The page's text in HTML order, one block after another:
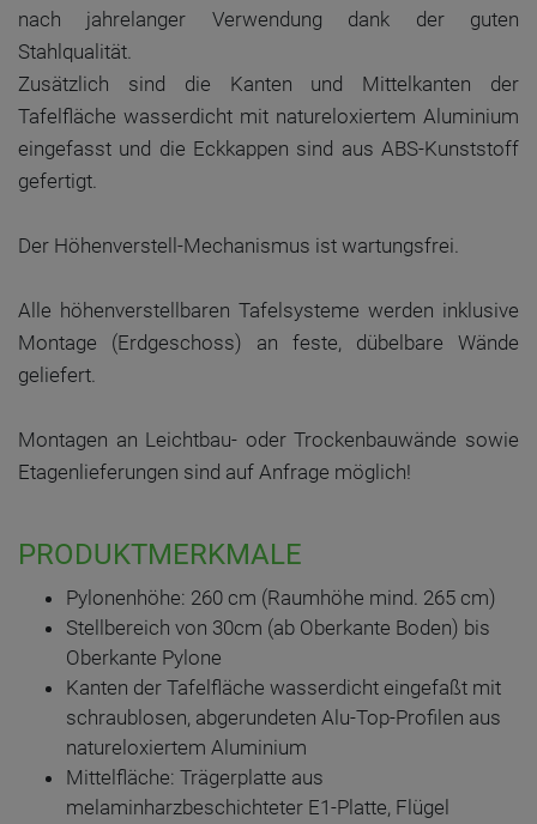
nach jahrelanger Verwendung dank der guten
Stahlqualität.
Zusätzlich sind die Kanten und Mittelkanten der
Tafelfläche wasserdicht mit natureloxiertem Aluminium
eingefasst und die Eckkappen sind aus ABS-Kunststoff
gefertigt.
Der Höhenverstell-Mechanismus ist wartungsfrei.
Alle höhenverstellbaren Tafelsysteme werden inklusive
Montage (Erdgeschoss) an feste, dübelbare Wände
geliefert.
Montagen an Leichtbau- oder Trockenbauwände sowie
Etagenlieferungen sind auf Anfrage möglich!
PRODUKTMERKMALE
Pylonenhöhe: 260 cm (Raumhöhe mind. 265 cm)
Stellbereich von 30cm (ab Oberkante Boden) bis
Oberkante Pylone
Kanten der Tafelfläche wasserdicht eingefaßt mit
schraublosen, abgerundeten Alu-Top-Profilen aus
natureloxiertem Aluminium
Mittelfläche: Trägerplatte aus
melaminharzbeschichteter E1-Platte, Flügel